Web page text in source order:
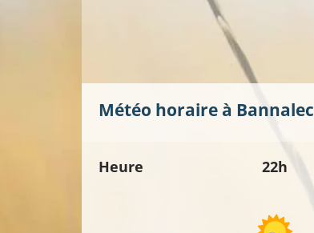
Météo horaire à Bannalec
Heure 22h